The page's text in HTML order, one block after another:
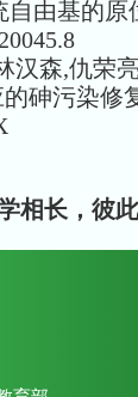
由基的原
汉森,仇荣
砷污染修
相长，彼